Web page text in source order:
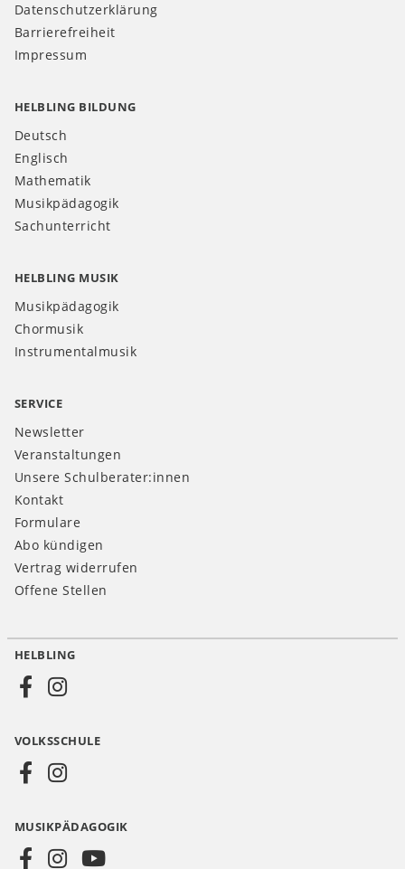
Datenschutzerklärung
Barrierefreiheit
Impressum
HELBLING BILDUNG
Deutsch
Englisch
Mathematik
Musikpädagogik
Sachunterricht
HELBLING MUSIK
Musikpädagogik
Chormusik
Instrumentalmusik
SERVICE
Newsletter
Veranstaltungen
Unsere Schulberater:innen
Kontakt
Formulare
Abo kündigen
Vertrag widerrufen
Offene Stellen
Social
AT
HELBLING
VOLKSSCHULE
MUSIKPÄDAGOGIK